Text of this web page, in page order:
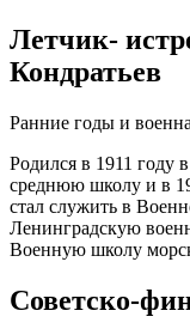
Летчик-
Кондратьев
Ранние годы и
Родился в 1911 году
среднюю школу и в
стал служить в
Ленинградскую
Военную школу
Советско-